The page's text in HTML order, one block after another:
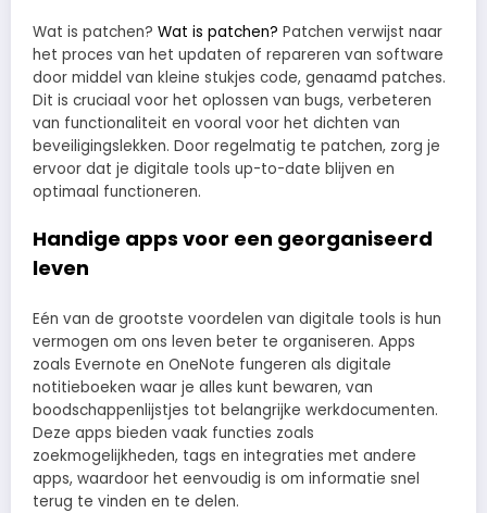
Wat is patchen? Wat is patchen? Patchen verwijst naar
het proces van het updaten of repareren van software
door middel van kleine stukjes code, genaamd patches.
Dit is cruciaal voor het oplossen van bugs, verbeteren
van functionaliteit en vooral voor het dichten van
beveiligingslekken. Door regelmatig te patchen, zorg je
ervoor dat je digitale tools up-to-date blijven en
optimaal functioneren.
Handige apps voor een georganiseerd
leven
Eén van de grootste voordelen van digitale tools is hun
vermogen om ons leven beter te organiseren. Apps
zoals Evernote en OneNote fungeren als digitale
notitieboeken waar je alles kunt bewaren, van
boodschappenlijstjes tot belangrijke werkdocumenten.
Deze apps bieden vaak functies zoals
zoekmogelijkheden, tags en integraties met andere
apps, waardoor het eenvoudig is om informatie snel
terug te vinden en te delen.